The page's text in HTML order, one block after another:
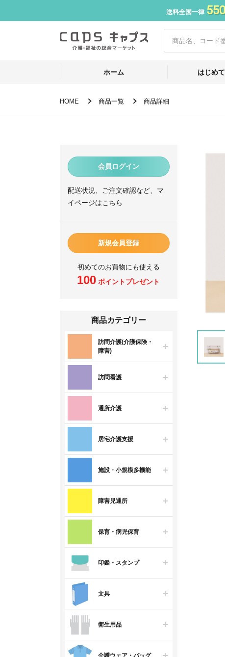
送料全国一律 550
ホーム はじめ
HOME 商品一覧 商品詳細
会員ログイン
配送状況、ご注文確認など、マ
イページはこちら
新規会員登録
初めてのお買物にも使える
100 ポイントプレゼント
商品カテゴリー
訪問介護(介護保険・
障害)
訪問看護
通所介護
居宅介護支援
施設・小規模多機能
障害児通所
保育・病児保育
印鑑・スタンプ
文具
衛生用品
介護ウェア・バッグ